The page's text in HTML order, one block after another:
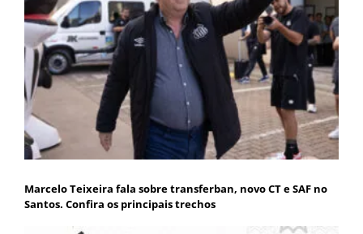
Marcelo Teixeira fala sobre transferban, novo CT e SAF no
Santos. Confira os principais trechos